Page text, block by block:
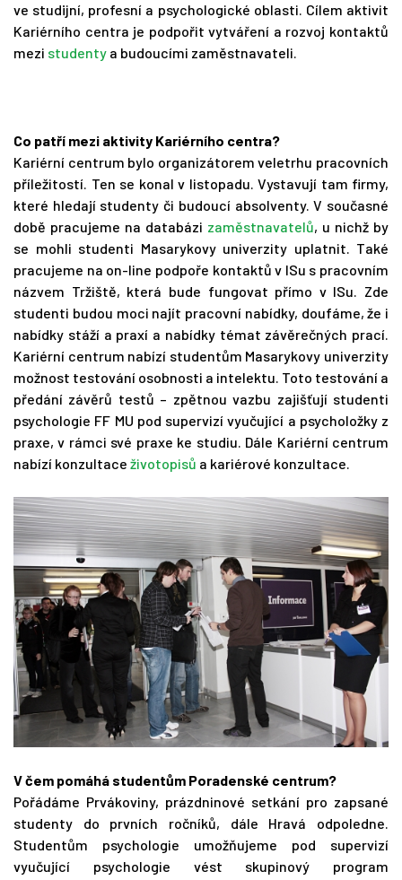
ve studijní, profesní a psychologické oblasti. Cílem aktivit
Kariérního centra je podpořit vytváření a rozvoj kontaktů
mezi studenty a budoucími zaměstnavateli.
Co patří mezi aktivity Kariérního centra?
Kariérní centrum bylo organizátorem veletrhu pracovních
příležitostí. Ten se konal v listopadu. Vystavují tam firmy,
které hledají studenty či budoucí absolventy. V současné
době pracujeme na databázi zaměstnavatelů, u nichž by
se mohli studenti Masarykovy univerzity uplatnit. Také
pracujeme na on-line podpoře kontaktů v ISu s pracovním
názvem Tržiště, která bude fungovat přímo v ISu. Zde
studenti budou moci najít pracovní nabídky, doufáme, že i
nabídky stáží a praxí a nabídky témat závěrečných prací.
Kariérní centrum nabízí studentům Masarykovy univerzity
možnost testování osobnosti a intelektu. Toto testování a
předání závěrů testů – zpětnou vazbu zajišťují studenti
psychologie FF MU pod supervizí vyučující a psycholožky z
praxe, v rámci své praxe ke studiu. Dále Kariérní centrum
nabízí konzultace životopisů a kariérové konzultace.
V čem pomáhá studentům Poradenské centrum?
Pořádáme Prvákoviny, prázdninové setkání pro zapsané
studenty do prvních ročníků, dále Hravá odpoledne.
Studentům psychologie umožňujeme pod supervizí
vyučující psychologie vést skupinový program